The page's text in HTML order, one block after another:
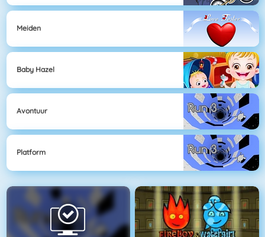
Meiden
Baby Hazel
Avontuur
Platform